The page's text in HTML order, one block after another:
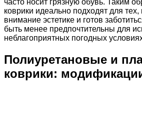
коврики идеально подходят для тех,
внимание эстетике и готов
быть менее предпочтительны для
неблагоприятных погодных
Полиуретановые и
коврики: